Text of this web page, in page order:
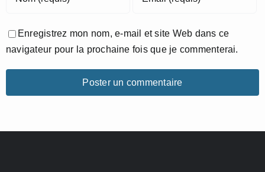
Enregistrez mon nom, e-mail et site Web dans ce
navigateur pour la prochaine fois que je commenterai.